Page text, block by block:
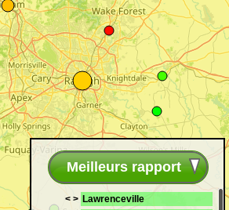
Meilleurs rapport
Lawrenceville
< >